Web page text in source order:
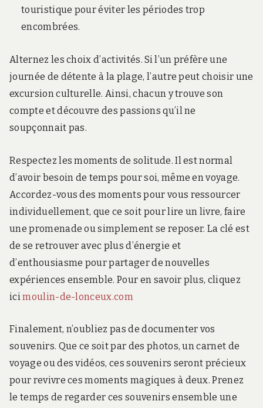
touristique pour éviter les périodes trop
encombrées.
Alternez les choix d’activités. Si l’un préfère une
journée de détente à la plage, l’autre peut choisir une
excursion culturelle. Ainsi, chacun y trouve son
compte et découvre des passions qu’il ne
soupçonnait pas.
Respectez les moments de solitude. Il est normal
d’avoir besoin de temps pour soi, même en voyage.
Accordez-vous des moments pour vous ressourcer
individuellement, que ce soit pour lire un livre, faire
une promenade ou simplement se reposer. La clé est
de se retrouver avec plus d’énergie et
d’enthousiasme pour partager de nouvelles
expériences ensemble. Pour en savoir plus, cliquez
icimoulin-de-lonceux.com
Finalement, n’oubliez pas de documenter vos
souvenirs. Que ce soit par des photos, un carnet de
voyage ou des vidéos, ces souvenirs seront précieux
pour revivre ces moments magiques à deux. Prenez
le temps de regarder ces souvenirs ensemble une